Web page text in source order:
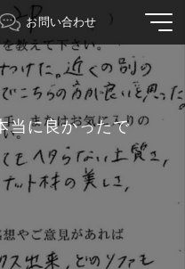
お問い合わせ
当に良かったで